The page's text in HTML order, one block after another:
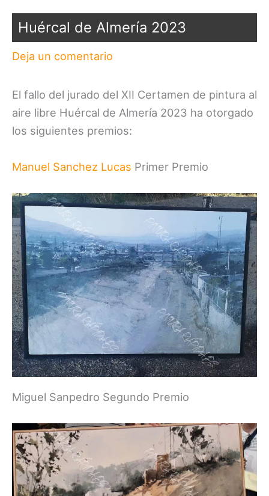
Huércal de Almería 2023
Deja un comentario
El fallo del jurado del XII Certamen de pintura al
aire libre Huércal de Almería 2023 ha otorgado
los siguientes premios:
Manuel Sanchez Lucas Primer Premio
Miguel Sanpedro Segundo Premio